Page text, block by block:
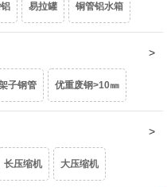
、663（乘品位） 机铜
易拉罐 铜管铝水箱
白料 5083白料 7系白料
摩托车轮毂 机械生铝
子钢管 优重废钢>10㎜
<0.8mm 钢丝绳
长压缩机 大压缩机